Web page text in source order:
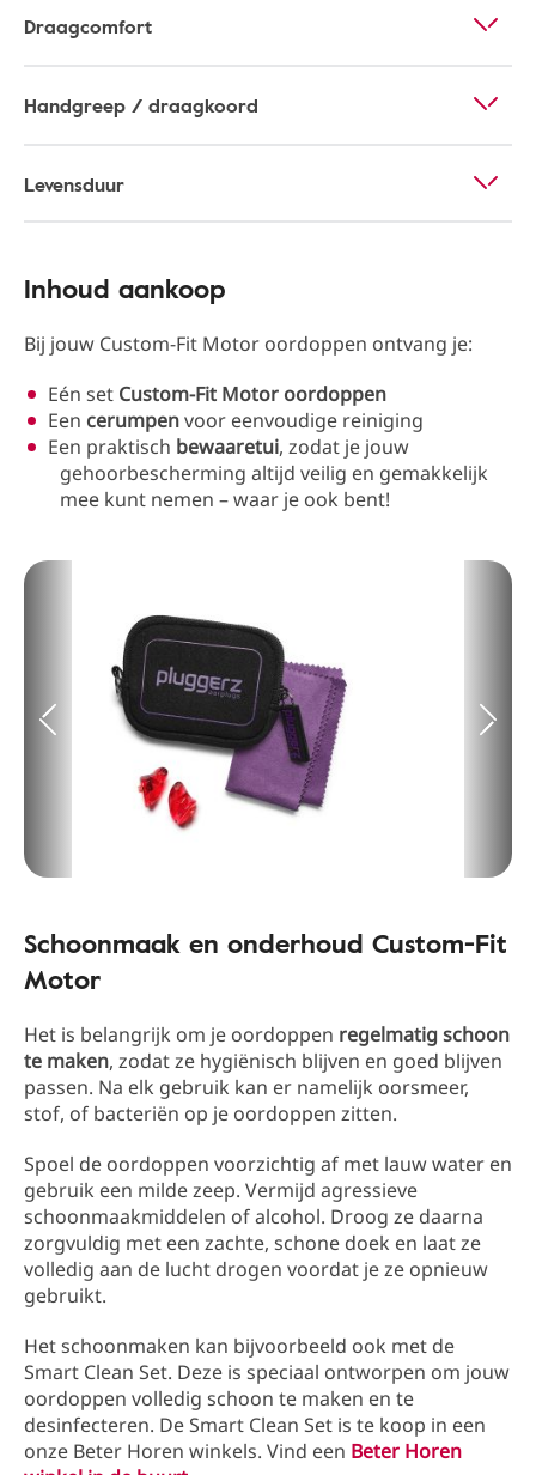
Draagcomfort
Handgreep / draagkoord
Levensduur
Inhoud aankoop
Bij jouw Custom-Fit Motor oordoppen ontvang je:
Eén set Custom-Fit Motor oordoppen
Een cerumpenvoor eenvoudige reiniging
Een praktisch bewaaretui, zodat je jouw
gehoorbescherming altijd veilig en gemakkelijk
mee kunt nemen – waar je ook bent!
Schoonmaak en onderhoud Custom-Fit
Motor
Het is belangrijk om je oordoppen regelmatig schoon
te maken, zodat ze hygiënisch blijven en goed blijven
passen. Na elk gebruik kan er namelijk oorsmeer,
stof, of bacteriën op je oordoppen zitten.
Spoel de oordoppen voorzichtig af met lauw water en
gebruik een milde zeep. Vermijd agressieve
schoonmaakmiddelen of alcohol. Droog ze daarna
zorgvuldig met een zachte, schone doek en laat ze
volledig aan de lucht drogen voordat je ze opnieuw
gebruikt.
Het schoonmaken kan bijvoorbeeld ook met de
Smart Clean Set. Deze is speciaal ontworpen om jouw
oordoppen volledig schoon te maken en te
desinfecteren. De Smart Clean Set is te koop in een
onze Beter Horen winkels. Vind een Beter Horen